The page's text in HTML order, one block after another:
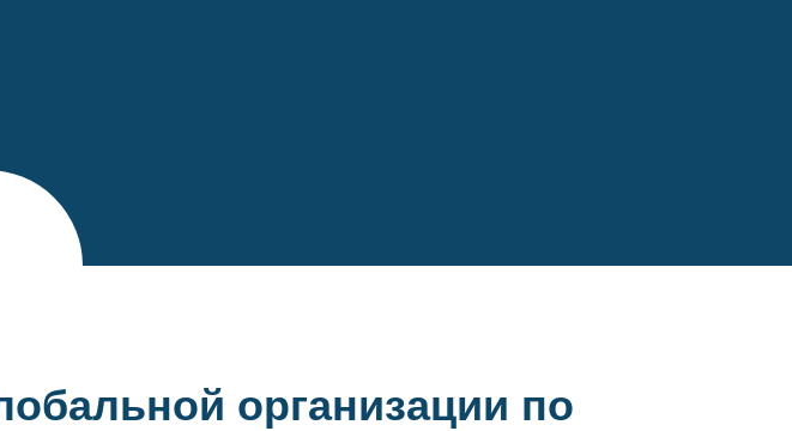
организации по